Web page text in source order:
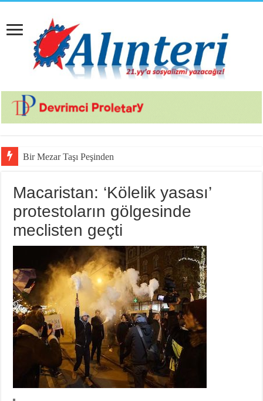
Bir Mezar Taşı Peşinden 88 Yaşında
Macaristan: ‘Kölelik yasası’
protestoların gölgesinde
meclisten geçti